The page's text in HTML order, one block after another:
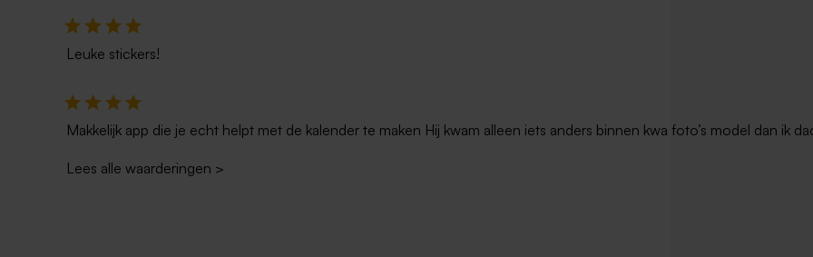
Leuke stickers!
Makkelijk app die je echt helpt met de kalender te maken Hij kwam alleen iets anders binnen kwa foto’s model dan ik
Lees alle waarderingen >